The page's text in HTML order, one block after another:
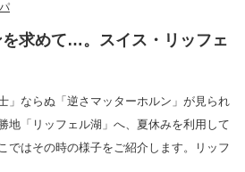
求めて…。スイス・リッフェ
」ならぬ「逆さマッターホルン」が見られ
地「リッフェル湖」へ、夏休みを利用して
ではその時の様子をご紹介します。リッフ